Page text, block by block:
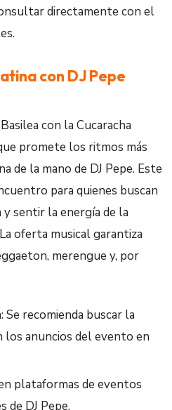
directamente con el
con DJ Pepe
con la Cucaracha
promete los ritmos más
de la mano de DJ Pepe. Este
para quienes buscan
y sentir la energía de la
oferta musical garantiza
merengue y, por
recomienda buscar la
los anuncios del evento en
plataformas de eventos
de DJ Pepe.